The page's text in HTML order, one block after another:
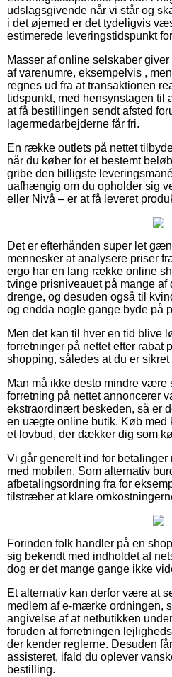
udslagsgivende når vi står og
i det øjemed er det tydeligvis
estimerede leveringstidspunkt
Masser af online selskaber
af varenumre, eksempelvis ,
regnes ud fra at transaktionen
tidspunkt, med hensynstagen til
at få bestillingen sendt afsted
lagermedarbejderne får fri.
En række outlets på nettet
når du køber for et bestemt
gribe den billigste
uafhængig om du opholder sig
eller Nivå – er at få leveret
Det er efterhånden super let
mennesker at analysere priser
ergo har en lang række online
tvinge prisniveauet på mange af
drenge, og desuden også til
og endda nogle gange byde på
Men det kan til hver en tid blive
forretninger på nettet efter rabat
shopping, således at du er
Man må ikke desto mindre være
forretning på nettet annoncerer
ekstraordinært beskeden, så er
en uægte online butik. Køb med
et lovbud, der dækker dig som
Vi går generelt ind for
med mobilen. Som alternativ
afbetalingsordning fra for
tilstræber at klare
Forinden folk handler på en
sig bekendt med indholdet af
dog er det mange gange ikke
Et alternativ kan derfor være at
medlem af e-mærke ordningen,
angivelse af at netbutikken
foruden at forretningen
der kender reglerne. Desuden
assisteret, ifald du oplever
bestilling.